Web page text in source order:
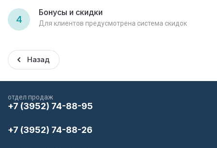
4
Бонусы и скидки
Для клиентов предусмотрена система скидок
Назад
отдел продаж
+7 (3952) 74-88-95
+7 (3952) 74-88-26